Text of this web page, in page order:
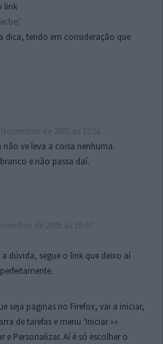
link
dica, tendo em consideração que
não ve leva a coisa nenhuma.
e não passa daí.
dúvida, segue o link que deixo aí
seja paginas no Firefox, vai a iniciar,
de tarefas e menu ‘Iniciar »»
e Personalizar. Aí é só escolher o